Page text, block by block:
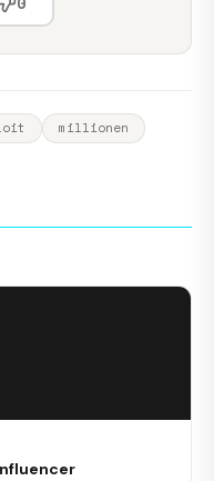
millionen